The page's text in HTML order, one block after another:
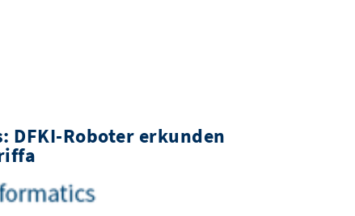
DFKI-Roboter erkunden